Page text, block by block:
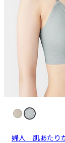
婦人 肌あたり